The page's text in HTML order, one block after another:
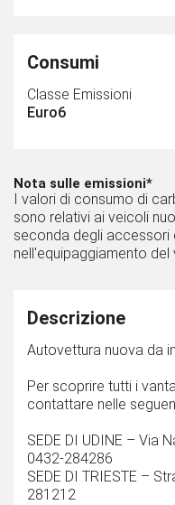
Consumi
Classe Emissioni
Euro6
Nota sulle emissioni*
I valori di consumo di
sono relativi ai veicoli
seconda degli accessori
nell'equipaggiamento del
Descrizione
Autovettura nuova da
Per scoprire tutti i
contattare nelle
SEDE DI UDINE – Via
0432-284286
SEDE DI TRIESTE –
281212